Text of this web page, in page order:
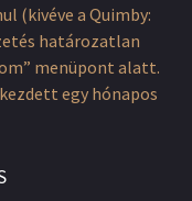
(kivéve a Quimby:
határozatlan
menüpont alatt.
egy hónapos